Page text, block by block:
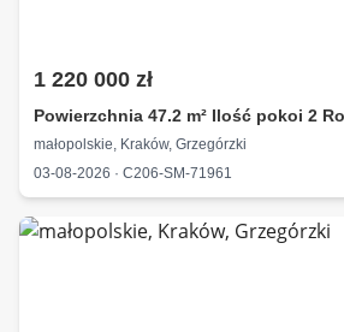
1 220 000 zł
Powierzchnia 47.2 m² Ilość pokoi 2
małopolskie, Kraków, Grzegórzki
03-08-2026 · C206-SM-71961